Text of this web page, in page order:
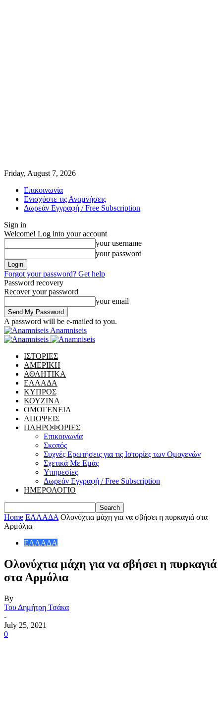
Friday, August 7, 2026
Επικοινωνία
Ενισχύστε τις Αναμνήσεις
Δωρεάν Εγγραφή / Free Subscription
Sign in
Welcome! Log into your account
your username
your password
Forgot your password? Get help
Password recovery
Recover your password
your email
A password will be e-mailed to you.
Anamniseis
ΙΣΤΟΡΙΕΣ
ΑΜΕΡΙΚΗ
ΑΘΛΗΤΙΚΑ
ΕΛΛΑΔΑ
ΚΥΠΡΟΣ
ΚΟΥΖΙΝΑ
ΟΜΟΓΕΝΕΙΑ
ΑΠΟΨΕΙΣ
ΠΛΗΡΟΦΟΡΙΕΣ
Επικοινωνία
Σκοπός
Συχνές Ερωτήσεις για τις Ιστορίες των Ομογενών
Σχετικά Με Εμάς
Υπηρεσίες
Δωρεάν Εγγραφή / Free Subscription
ΗΜΕΡΟΛΟΓΙΟ
Home ΕΛΛΑΔΑ Ολονύχτια μάχη για να σβήσει η πυρκαγιά στα
Αρμόλια
ΕΛΛΑΔΑ
Ολονύχτια μάχη για να σβήσει η πυρκαγιά
στα Αρμόλια
By
Του Δημήτρη Τσάκα
-
July 25, 2021
0